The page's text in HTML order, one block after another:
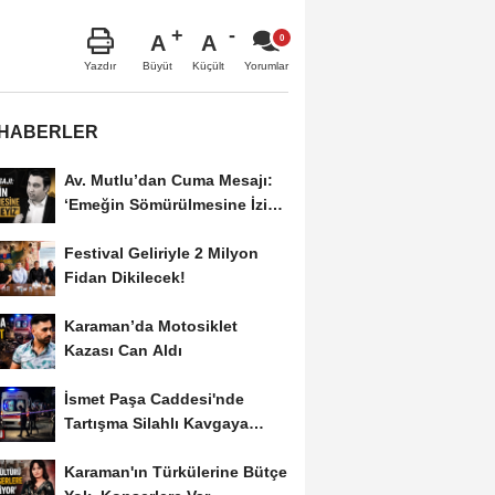
Yazdır
A
Büyüt
A
Küçült Yorumlar
Av. Mutlu’dan Cuma Mesajı:
‘Emeğin Sömürülmesine İzin
Festival Geliriyle 2 Milyon
Fidan Dikilecek!
Karaman’da Motosiklet
Kazası Can Aldı
İsmet Paşa Caddesi'nde
Tartışma Silahlı Kavgaya
Karaman'ın Türkülerine Bütçe